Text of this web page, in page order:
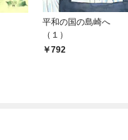
平和の国の島崎へ
（１）
792